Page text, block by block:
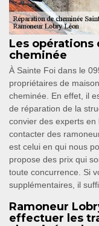
Les
cheminée
À Sainte Foi dans le
propriétaires de
cheminée. En effet, il
de réparation de la
convier des experts en
contacter des
est celui en qui nous
propose des prix qui
toute concurrence. Si
supplémentaires, il
Ramoneur
effectuer les